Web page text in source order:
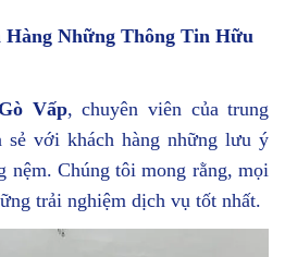
Những Thông Tin Hữu
Vấp, chuyên viên của trung
sẻ với khách hàng những lưu ý
nệm. Chúng tôi mong rằng, mọi
trải nghiệm dịch vụ tốt nhất.